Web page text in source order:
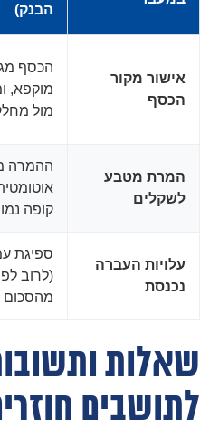
הבנק)
אישור מקור
הכסף
הכסף
מוקפא,
מול
המרת מטבע
לשקלים
ההמרה
קופה
עלויות העברה
נכנסת
ספיגת
(לרוב
מהסכום
לתושבים